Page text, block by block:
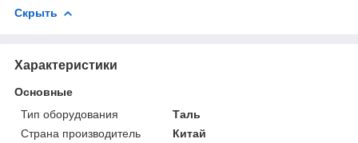
Скрыть
Характеристики
Основные
Тип оборудования
Таль
Страна производитель
Китай